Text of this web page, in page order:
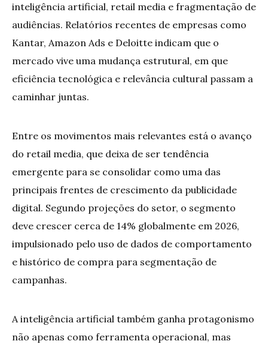
inteligência artificial, retail media e fragmentação de
audiências. Relatórios recentes de empresas como
Kantar, Amazon Ads e Deloitte indicam que o
mercado vive uma mudança estrutural, em que
eficiência tecnológica e relevância cultural passam a
caminhar juntas.
Entre os movimentos mais relevantes está o avanço
do retail media, que deixa de ser tendência
emergente para se consolidar como uma das
principais frentes de crescimento da publicidade
digital. Segundo projeções do setor, o segmento
deve crescer cerca de 14% globalmente em 2026,
impulsionado pelo uso de dados de comportamento
e histórico de compra para segmentação de
campanhas.
A inteligência artificial também ganha protagonismo
não apenas como ferramenta operacional, mas